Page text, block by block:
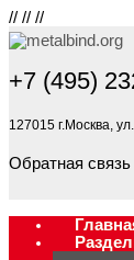
// // //
+7 (495)
127015 г.Москва,
Обратная связь